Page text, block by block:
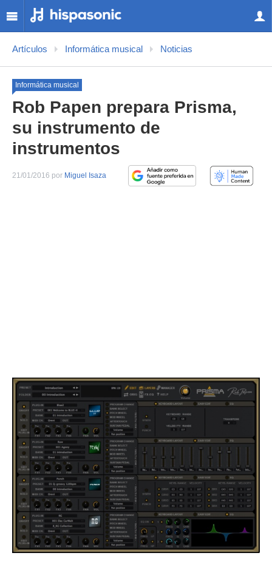
Artículos Informática musical Noticias
Informática musical
Rob Papen prepara Prisma,
su instrumento de
instrumentos
21/01/2016 por Miguel Isaza